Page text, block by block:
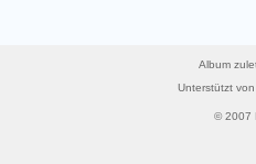
Album
Unterstützt
© 2007